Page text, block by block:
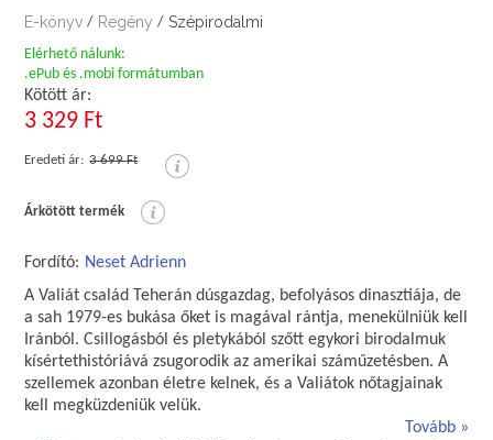
E-könyv / Regény / Szépirodalmi
Elérhető nálunk:
.ePub és .mobi formátumban
Kötött ár:
3 329 Ft
Eredeti ár: 3 699 Ft
Árkötött termék
Fordító: Neset Adrienn
A Valiát család Teherán dúsgazdag, befolyásos dinasztiája, de
a sah 1979-es bukása őket is magával rántja, menekülniük kell
Iránból. Csillogásból és pletykából szőtt egykori birodalmuk
kísértethistóriává zsugorodik az amerikai száműzetésben. A
szellemek azonban életre kelnek, és a Valiátok nőtagjainak
kell megküzdeniük velük.
Tovább